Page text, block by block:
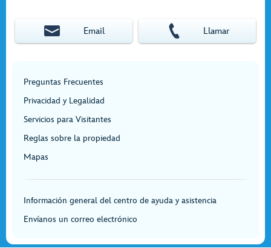
Email Llamar
Preguntas Frecuentes
Privacidad y Legalidad
Servicios para Visitantes
Reglas sobre la propiedad
Mapas
Información general del centro de ayuda y asistencia
Envíanos un correo electrónico